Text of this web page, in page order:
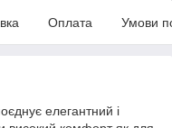
Оплата Умови
елегантний і